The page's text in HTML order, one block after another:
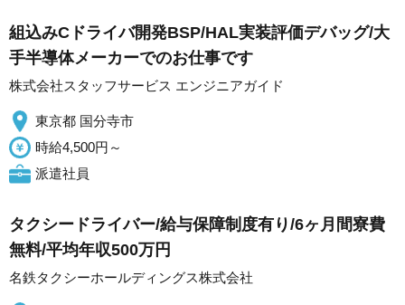
組込みCドライバ開発BSP/HAL実装評価デバッグ/大
手半導体メーカーでのお仕事です
株式会社スタッフサービス エンジニアガイド
東京都 国分寺市
時給4,500円～
派遣社員
タクシードライバー/給与保障制度有り/6ヶ月間寮費
無料/平均年収500万円
名鉄タクシーホールディングス株式会社